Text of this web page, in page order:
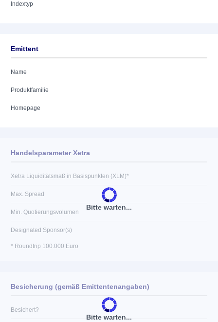
Indextyp
Emittent
Name
Produktfamilie
Homepage
Bitte warten...
Handelsparameter Xetra
Xetra Liquiditätsmaß in Basispunkten (XLM)*
Max. Spread
Min. Quotierungsvolumen
Designated Sponsor(s)
* Roundtrip 100.000 Euro
Bitte warten...
Besicherung (gemäß Emittentenangaben)
Besichert?